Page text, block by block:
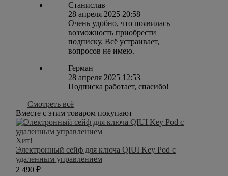
Станислав
28 апреля 2025 20:58
Очень удобно, что появилась
возможность приобрести
подписку. Всё устраивает,
вопросов не имею.
Герман
28 апреля 2025 12:53
Подписка работает, спасибо!
Смотреть всё
Вместе с этим товаром покупают
Хит!
Электронный сейф для ключа QIUI Key Pod с
удаленным управлением
2 490 ₽